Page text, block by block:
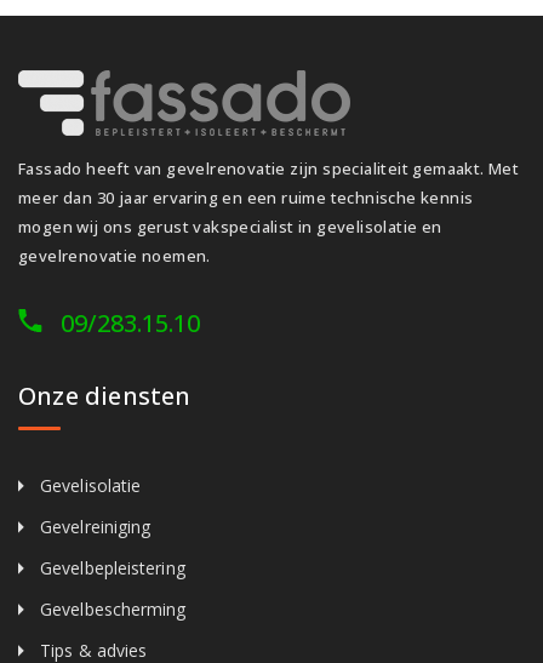
Fassado heeft van gevelrenovatie zijn specialiteit gemaakt. Met
meer dan 30 jaar ervaring en een ruime technische kennis
mogen wij ons gerust vakspecialist in gevelisolatie en
gevelrenovatie noemen.
09/283.15.10
Onze diensten
Gevelisolatie
Gevelreiniging
Gevelbepleistering
Gevelbescherming
Tips & advies